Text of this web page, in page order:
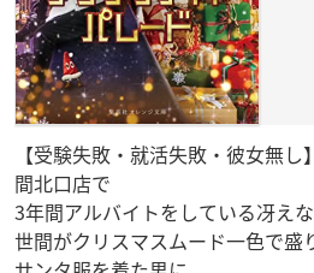
【受験失敗・就活失敗・彼女無
間北口店で
3年間アルバイトをしている冴え
世間がクリスマスムード一色で盛